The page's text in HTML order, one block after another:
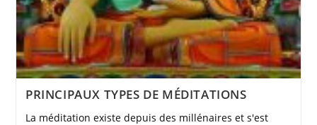
PRINCIPAUX TYPES DE MÉDITATIONS
La méditation existe depuis des millénaires et s'est